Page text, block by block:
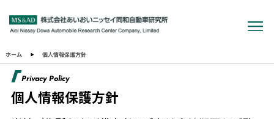
ホーム 個人情報保護方針
Privacy Policy
個人情報保護方針